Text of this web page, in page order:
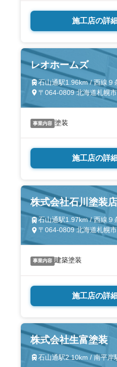
施工店の詳
レオホームズ
石山通駅1.96km / 西線９
〒064-0809 北海道札幌
事業内容 塗装
施工店の詳
株式会社石川塗装店
石山通駅1.97km / 西線９
〒064-0809 北海道札幌
事業内容 建築塗装
施工店の詳
株式会社生富塗装
石山通駅2.10km / 南平岸